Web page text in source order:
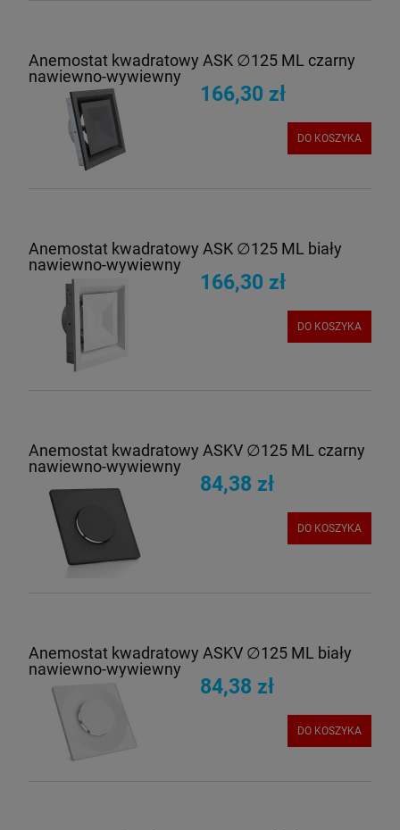
Anemostat kwadratowy ASK ∅125 ML czarny
nawiewno-wywiewny
166,30 zł
DO KOSZYKA
Anemostat kwadratowy ASK ∅125 ML biały
nawiewno-wywiewny
166,30 zł
DO KOSZYKA
Anemostat kwadratowy ASKV ∅125 ML czarny
nawiewno-wywiewny
84,38 zł
DO KOSZYKA
Anemostat kwadratowy ASKV ∅125 ML biały
nawiewno-wywiewny
84,38 zł
DO KOSZYKA